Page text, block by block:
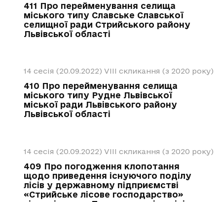
411 Про перейменування селища
міського типу Славське Славської
селищної ради Стрийського району
Львівської області
14 сесія (20.09.2022) VIII скликання (з 2020 року)
410 Про перейменування селища
міського типу Рудне Львівської
міської ради Львівського району
Львівської області
14 сесія (20.09.2022) VIII скликання (з 2020 року)
409 Про погодження клопотання
щодо приведення існуючого поділу
лісів у державному підприємстві
«Стрийське лісове господарство»